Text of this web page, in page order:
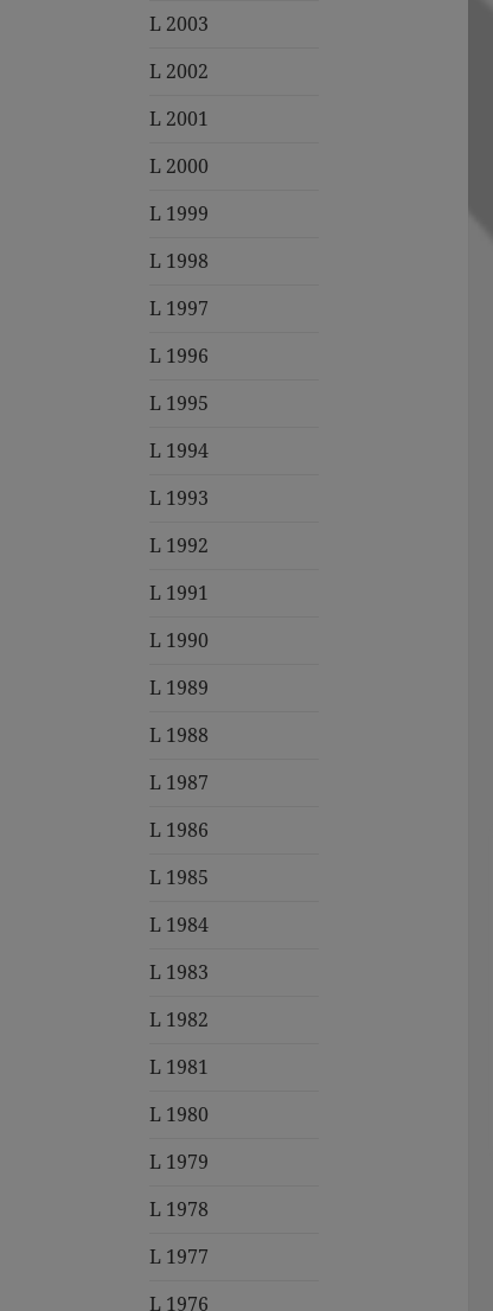
L 2003
L 2002
L 2001
L 2000
L 1999
L 1998
L 1997
L 1996
L 1995
L 1994
L 1993
L 1992
L 1991
L 1990
L 1989
L 1988
L 1987
L 1986
L 1985
L 1984
L 1983
L 1982
L 1981
L 1980
L 1979
L 1978
L 1977
L 1976